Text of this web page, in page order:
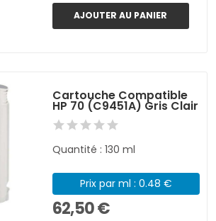
AJOUTER AU PANIER
Cartouche Compatible
HP 70 (C9451A) Gris Clair
Quantité : 130 ml
Prix par ml : 0.48 €
62,50 €